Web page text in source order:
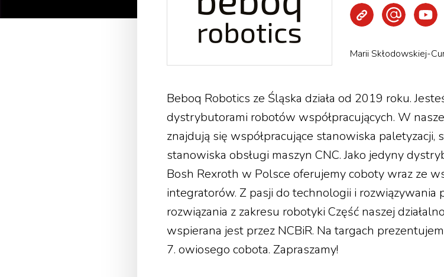
Strona
Marii Skłodowskiej-
Beboq Robotics ze Śląska działa od 2019 roku.
dystrybutorami robotów współpracujących. W
znajdują się współpracujące stanowiska paletyzacji,
stanowiska obsługi maszyn CNC. Jako jedyny
Bosh Rexroth w Polsce oferujemy coboty wraz ze
integratorów. Z pasji do technologii i
rozwiązania z zakresu robotyki Część naszej
wspierana jest przez NCBiR. Na targach
7. owiosego cobota. Zapraszamy!